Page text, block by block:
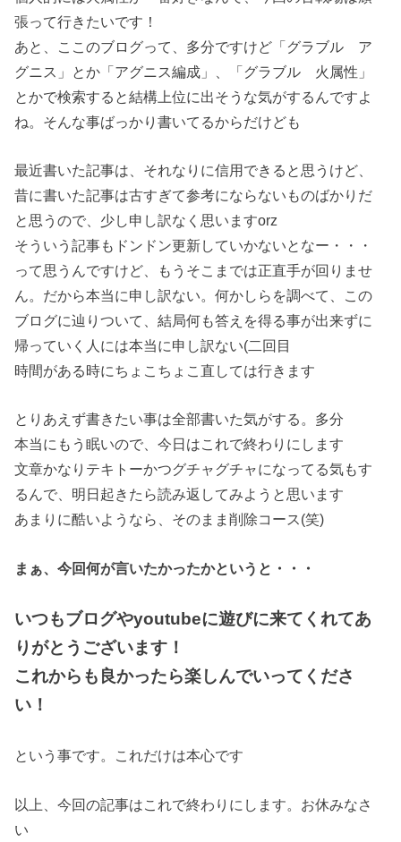
張って行きたいです！
あと、ここのブログって、多分ですけど「グラブル ア
グニス」とか「アグニス編成」、「グラブル 火属性」
とかで検索すると結構上位に出そうな気がするんですよ
ね。そんな事ばっかり書いてるからだけども
最近書いた記事は、それなりに信用できると思うけど、
昔に書いた記事は古すぎて参考にならないものばかりだ
と思うので、少し申し訳なく思いますorz
そういう記事もドンドン更新していかないとなー・・・
って思うんですけど、もうそこまでは正直手が回りませ
ん。だから本当に申し訳ない。何かしらを調べて、この
ブログに辿りついて、結局何も答えを得る事が出来ずに
帰っていく人には本当に申し訳ない(二回目
時間がある時にちょこちょこ直しては行きます
とりあえず書きたい事は全部書いた気がする。多分
本当にもう眠いので、今日はこれで終わりにします
文章かなりテキトーかつグチャグチャになってる気もす
るんで、明日起きたら読み返してみようと思います
あまりに酷いようなら、そのまま削除コース(笑)
まぁ、今回何が言いたかったかというと・・・
いつもブログやyoutubeに遊びに来てくれてあ
りがとうございます！
これからも良かったら楽しんでいってくださ
い！
という事です。これだけは本心です
以上、今回の記事はこれで終わりにします。お休みなさ
い